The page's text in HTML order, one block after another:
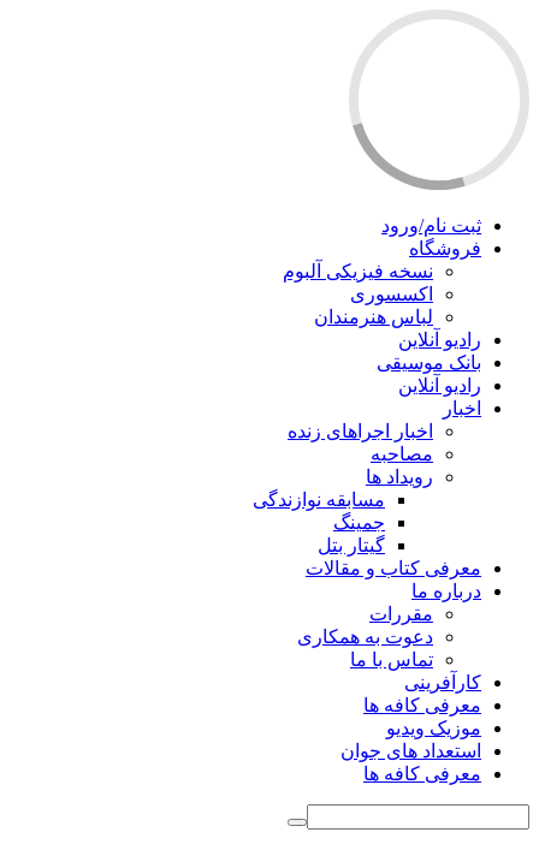
ثبت نام/ورود
فروشگاه
نسخه فیزیکی آلبوم
اکسسوری
لباس هنرمندان
رادیو آنلاین
بانک موسیقی
رادیو آنلاین
اخبار
اخبار اجراهای زنده
مصاحبه
رویداد ها
مسابقه نوازندگی
جمینگ
گیتار بتل
معرفی کتاب و مقالات
درباره ما
مقررات
دعوت به همکاری
تماس با ما
کارآفرینی
معرفی کافه ها
موزیک ویدیو
استعداد های جوان
معرفی کافه ها